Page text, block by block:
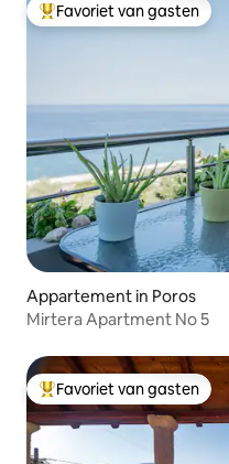
Topfavoriet van gasten
Favoriet van gasten
Appartement in Poros
Mirtera Apartment No 5
Topfavoriet van gasten
Favoriet van gasten